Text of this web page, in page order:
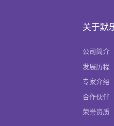
关于默
公司简介
发展历程
专家介绍
合作伙伴
荣誉资质